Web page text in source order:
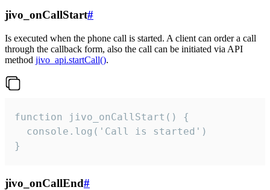
jivo_onCallStart#
Is executed when the phone call is started. A client can order a call
through the callback form, also the call can be initiated via API
method jivo_api.startCall().
function jivo_onCallStart() {
  console.log('Call is started')
}
jivo_onCallEnd#